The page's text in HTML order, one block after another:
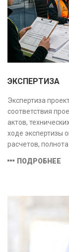
ЭКСПЕРТИЗА
Экспертиза
соответствия
актов,
ходе экспертизы
расчетов,
предотвратить
ПОДРОБНЕЕ